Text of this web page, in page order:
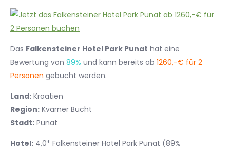
Das Falkensteiner Hotel Park Punat hat eine
Bewertung von 89% und kann bereits ab 1260,-€ für 2
Personen gebucht werden.
Land: Kroatien
Region: Kvarner Bucht
Stadt: Punat
Hotel: 4,0* Falkensteiner Hotel Park Punat (89%